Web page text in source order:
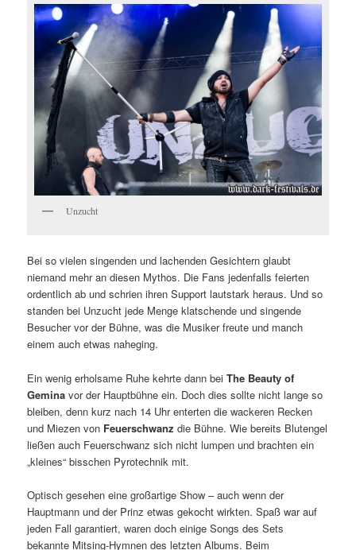
Unzucht
Bei so vielen singenden und lachenden Gesichtern glaubt
niemand mehr an diesen Mythos. Die Fans jedenfalls feierten
ordentlich ab und schrien ihren Support lautstark heraus. Und so
standen bei Unzucht jede Menge klatschende und singende
Besucher vor der Bühne, was die Musiker freute und manch
einem auch etwas naheging.
Ein wenig erholsame Ruhe kehrte dann beiThe Beauty of
Gemina vor der Hauptbühne ein. Doch dies sollte nicht lange so
bleiben, denn kurz nach 14 Uhr enterten die wackeren Recken
und Miezen von Feuerschwanz die Bühne. Wie bereits Blutengel
ließen auch Feuerschwanz sich nicht lumpen und brachten ein
„kleines“ bisschen Pyrotechnik mit.
Optisch gesehen eine großartige Show – auch wenn der
Hauptmann und der Prinz etwas gekocht wirkten. Spaß war auf
jeden Fall garantiert, waren doch einige Songs des Sets
bekannte Mitsing-Hymnen des letzten Albums. Beim